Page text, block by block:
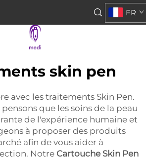
FR
skin pen
avec les traitements Skin Pen.
que les soins de la peau
de l'expérience humaine et
à proposer des produits
afin de vous aider à
Notre Cartouche Skin Pen